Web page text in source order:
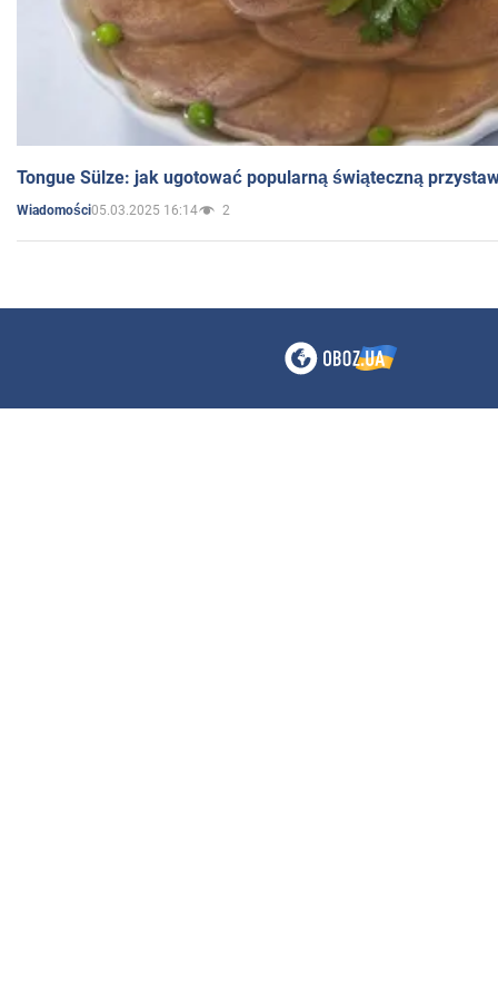
Tongue Sülze: jak ugotować popularną świąteczną
Wiadomości05.03.2025 16:14 2